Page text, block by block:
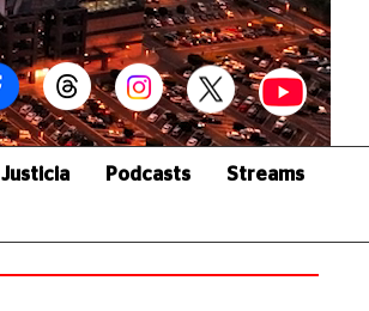
Justicia Podcasts Streams